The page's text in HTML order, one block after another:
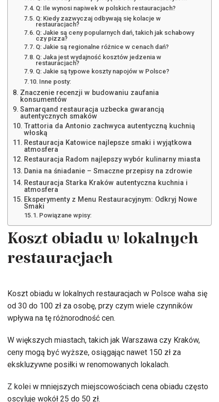
Q: Ile wynosi napiwek w polskich restauracjach?
Q: Kiedy zazwyczaj odbywają się kolacje w
restauracjach?
Q: Jakie są ceny popularnych dań, takich jak schabowy
czy pizza?
Q: Jakie są regionalne różnice w cenach dań?
Q: Jaka jest wydajność kosztów jedzenia w
restauracjach?
Q: Jakie są typowe koszty napojów w Polsce?
Inne posty:
Znaczenie recenzji w budowaniu zaufania
konsumentów
Samarqand restauracja uzbecka gwarancją
autentycznych smaków
Trattoria da Antonio zachwyca autentyczną kuchnią
włoską
Restauracja Katowice najlepsze smaki i wyjątkowa
atmosfera
Restauracja Radom najlepszy wybór kulinarny miasta
Dania na śniadanie – Smaczne przepisy na zdrowie
Restauracja Starka Kraków autentyczna kuchnia i
atmosfera
Eksperymenty z Menu Restauracyjnym: Odkryj Nowe
Smaki
Powiązane wpisy:
Koszt obiadu w lokalnych
restauracjach
Koszt obiadu w lokalnych restauracjach w Polsce waha się
od 30 do 100 zł za osobę, przy czym wiele czynników
wpływa na tę różnorodność cen.
W większych miastach, takich jak Warszawa czy Kraków,
ceny mogą być wyższe, osiągając nawet 150 zł za
ekskluzywne posiłki w renomowanych lokalach.
Z kolei w mniejszych miejscowościach cena obiadu często
oscyluje wokół 25 do 50 zł.